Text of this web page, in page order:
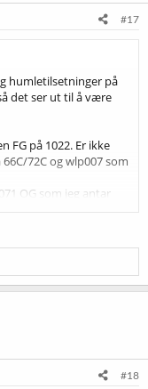
#17
humletilsetninger på
det ser ut til å være
FG på 1022. Er ikke
72C og wlp007 som
OG som jeg antar
vesentlig høyere OG
brygge denne
#18